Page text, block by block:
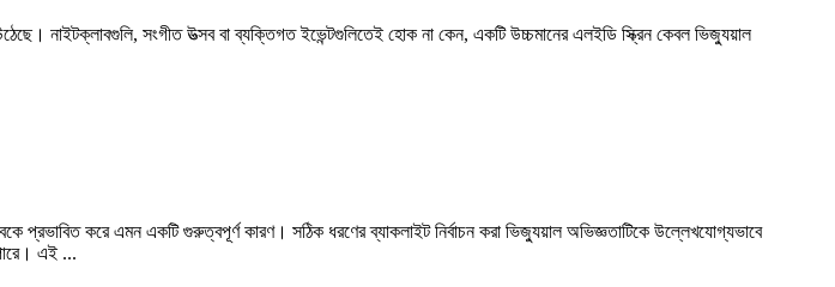
নাইটক্লাবগুলি, সংগীত উত্সব বা ব্যক্তিগত ইভেন্টগুলিতেই হোক না কেন, একটি উচ্চমানের এলইডি স্ক্রিন কেবল ভিজ্যুয়াল
প্রভাবিত করে এমন একটি গুরুত্বপূর্ণ কারণ। সঠিক ধরণের ব্যাকলাইট নির্বাচন করা ভিজ্যুয়াল অভিজ্ঞতাটিকে উল্লেখযোগ্যভাবে
এই ...